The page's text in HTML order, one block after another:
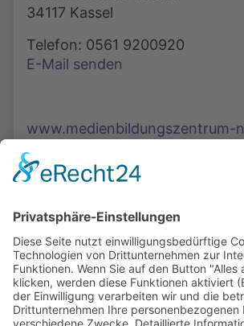
34117 Kassel
Telefon: 0561 9200920
E-Mail senden
www.medienbildungszentrum-
Podcasts, Themen und
Entdecken Sie unser Forum für
und Demokratie - jederzeit und
verfügbar.